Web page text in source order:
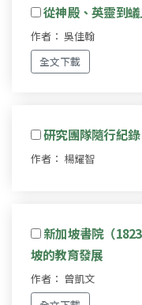
從神殿、英靈到
作者： 吳佳翰
全文下載
研究團隊隨行紀
作者： 楊耀智
新加坡書院（
坡的教育發展
作者： 曾凱文